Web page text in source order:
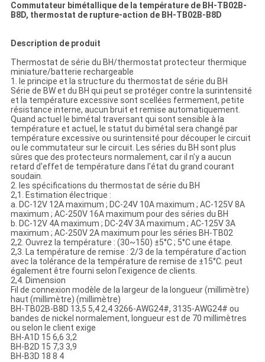
Commutateur bimétallique de la température de BH-TB02B-
B8D, thermostat de rupture-action de BH-TB02B-B8D
Description de produit
Thermostat de série du BH/thermostat protecteur thermique
miniature/batterie rechargeable
1. le principe et la structure du thermostat de série du BH
Série de BW et du BH qui peut se protéger contre la surintensité
et la température excessive sont scellées fermement, petite
résistance interne, aucun bruit et remise automatiquement.
Quand actuel le bimétal traversant qui sont sensible à la
température et actuel, le statut du bimétal sera changé par
température excessive ou surintensité pour découper le circuit
ou le commutateur sur le circuit. Les séries du BH sont plus
sûres que des protecteurs normalement, car il n'y a aucun
retard d'effet de température dans l'état du grand courant
soudain.
2. les spécifications du thermostat de série du BH
2,1. Estimation électrique :
a. DC-12V 12A maximum ; DC-24V 10A maximum ; AC-125V 8A
maximum ; AC-250V 16A maximum pour des séries du BH
b. DC-12V 4A maximum ; DC-24V 3A maximum ; AC-125V 3A
maximum ; AC-250V 2A maximum pour les séries BH-TB02
2,2. Ouvrez la température : (30~150) ±5°C ; 5°C une étape.
2,3. La température de remise : 2/3 de la température d'action
avec la tolérance de la température de remise de ±15°C. peut
également être fourni selon l'exigence de clients.
2,4. Dimension
Fil de connexion modèle de la largeur de la longueur (millimètre)
haut (millimètre) (millimètre)
BH-TB02B-B8D 13,5 5,4 2,4 3266-AWG24#, 3135-AWG24# ou
bandes de nickel normalement, longueur est de 70 millimètres
ou selon le client exige
BH-A1D 15 6,6 3,2
BH-B2D 15 7,3 3,9
BH-B3D 18 8 4